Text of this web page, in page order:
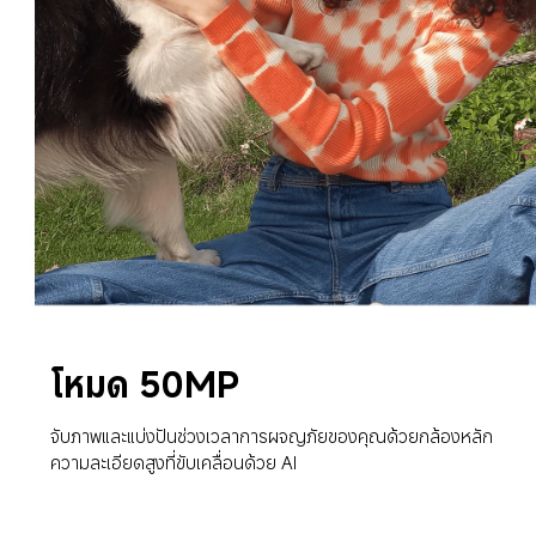
โหมด 50MP
จับภาพและแบ่งปันช่วงเวลาการผจญภัยของคุณด้วยกล้องหลัก
ความละเอียดสูงที่ขับเคลื่อนด้วย AI